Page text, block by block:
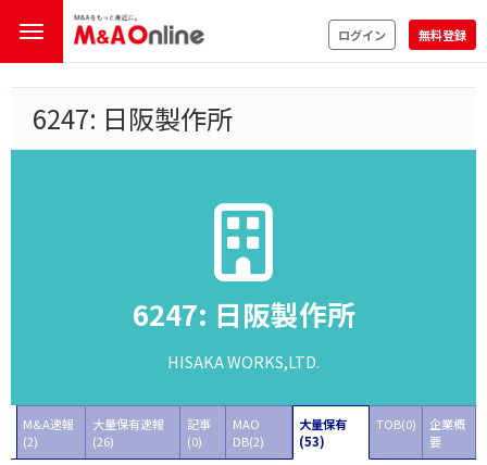
ログイン 無料登録
6247: 日阪製作所
6247: 日阪製作所
HISAKA WORKS,LTD.
M&A速報
(2)
大量保有速報
(26)
記事
(0)
MAO
DB(2)
大量保有
(53)
TOB(0)
企業概
要